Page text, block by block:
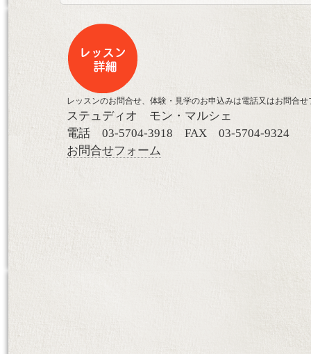
レッスンのお問合せ、体験・見学のお申込みは電話又はお問合
ステュディオ モン・マルシェ
電話 03-5704-3918 FAX 03-5704-9324
お問合せフォーム